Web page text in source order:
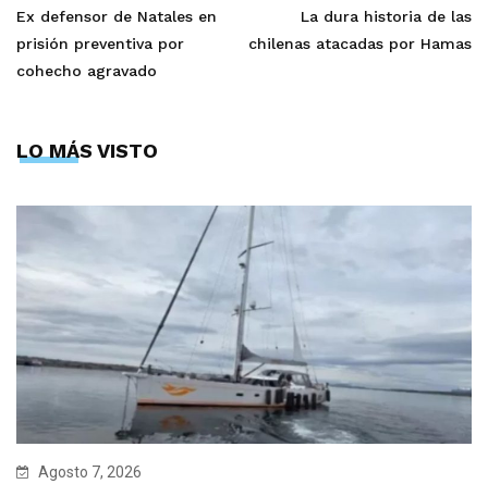
Ex defensor de Natales en
prisión preventiva por
cohecho agravado
La dura historia de las
chilenas atacadas por Hamas
LO MÁS VISTO
Agosto 7, 2026